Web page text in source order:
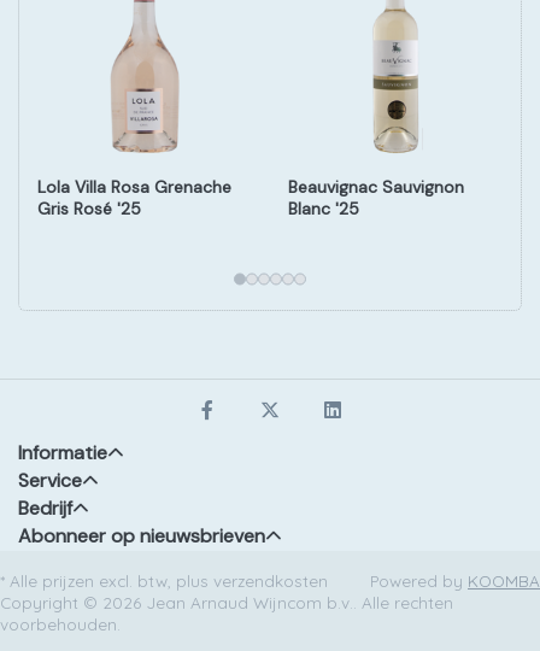
Lola Villa Rosa Grenache
Gris Rosé '25
Beauvignac Sauvignon
Blanc '25
Informatie
Service
Bedrijf
Abonneer op nieuwsbrieven
* Alle prijzen excl. btw, plus verzendkosten Powered by KOOMBA
Copyright © 2026 Jean Arnaud Wijncom b.v.. Alle rechten
voorbehouden.